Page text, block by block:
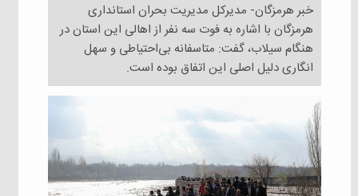
خبر هرمزگان- مدیرکل مدیریت بحران استانداری
هرمزگان با اشاره به فوت سه نفر از اهالی این استان در
هنگام سیلاب، گفت: متاسفانه بی‌احتیاطی و سهل
انگاری دلیل اصلی این اتفاق بوده است.